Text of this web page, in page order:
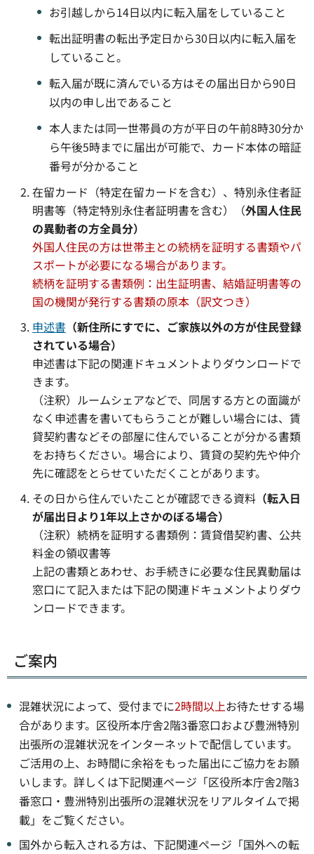
お引越しから14日以内に転入届をしていること
転出証明書の転出予定日から30日以内に転入届を
していること。
転入届が既に済んでいる方はその届出日から90日
以内の申し出であること
本人または同一世帯員の方が平日の午前8時30分か
ら午後5時までに届出が可能で、カード本体の暗証
番号が分かること
在留カード（特定在留カードを含む）、特別永住者証
明書等（特定特別永住者証明書を含む）（外国人住民
の異動者の方全員分）
外国人住民の方は世帯主との続柄を証明する書類やパ
スポートが必要になる場合があります。
続柄を証明する書類例：出生証明書、結婚証明書等の
国の機関が発行する書類の原本（訳文つき）
申述書 （新住所にすでに、ご家族以外の方が住民登録
されている場合）
申述書は下記の関連ドキュメントよりダウンロードで
きます。
（注釈）ルームシェアなどで、同居する方との面識が
なく申述書を書いてもらうことが難しい場合には、賃
貸契約書などその部屋に住んでいることが分かる書類
をお持ちください。場合により、賃貸の契約先や仲介
先に確認をとらせていただくことがあります。
その日から住んでいたことが確認できる資料 （転入日
が届出日より1年以上さかのぼる場合）
（注釈）続柄を証明する書類例：賃貸借契約書、公共
料金の領収書等
上記の書類とあわせ、お手続きに必要な住民異動届は
窓口にて記入または下記の関連ドキュメントよりダウ
ンロードできます。
ご案内
混雑状況によって、受付までに2時間以上お待たせする場
合があります。区役所本庁舎2階3番窓口および豊洲特別
出張所の混雑状況をインターネットで配信しています。
ご活用の上、お時間に余裕をもった届出にご協力をお願
いします。詳しくは下記関連ページ「区役所本庁舎2階3
番窓口・豊洲特別出張所の混雑状況をリアルタイムで掲
載」をご覧ください。
国外から転入される方は、下記関連ページ「国外への転